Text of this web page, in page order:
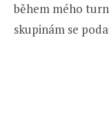
během mého
skupinám se